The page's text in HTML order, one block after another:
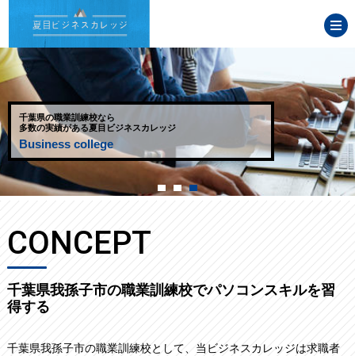
千葉県の職業訓練校なら
多数の実績がある夏目ビジネスカレッジ
Business college
CONCEPT
千葉県我孫子市の職業訓練校でパソコンスキルを習
得する
千葉県我孫子市の職業訓練校として、当ビジネスカレッジは求職者